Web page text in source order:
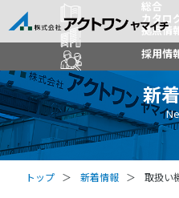
総合
カタロ
拠点情
採用情
新
トップ 新着情報 取扱い